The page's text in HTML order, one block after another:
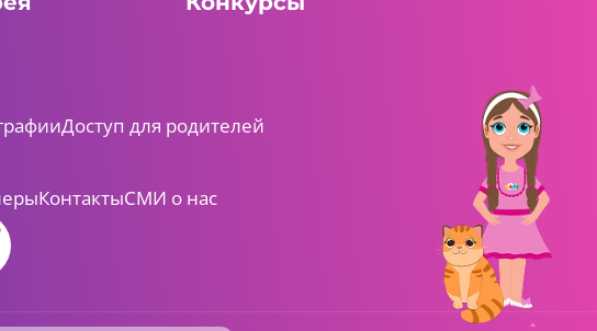
Доступ для родителей
КонтактыСМИ о нас